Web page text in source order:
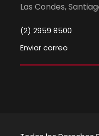
Las Condes,
(2) 2959 8500
Enviar correo